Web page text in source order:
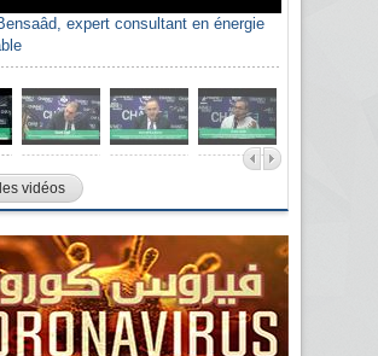
expert consultant en énergie
vidéos